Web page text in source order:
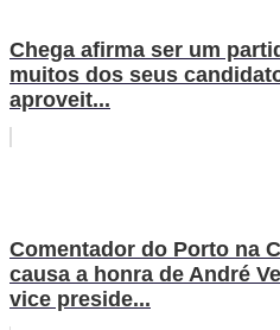
Chega afirma ser um
muitos dos seus
aproveit...
Comentador do Porto na
causa a honra de André
vice preside...